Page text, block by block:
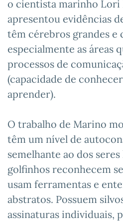
o cientista marinho Lori
apresentou evidências
têm cérebros grandes e
especialmente as áreas
processos de
(capacidade de
aprender).
O trabalho de Marino
têm um nível de
semelhante ao dos
golfinhos reconhecem
usam ferramentas e
abstratos. Possuem
assinaturas individuais,